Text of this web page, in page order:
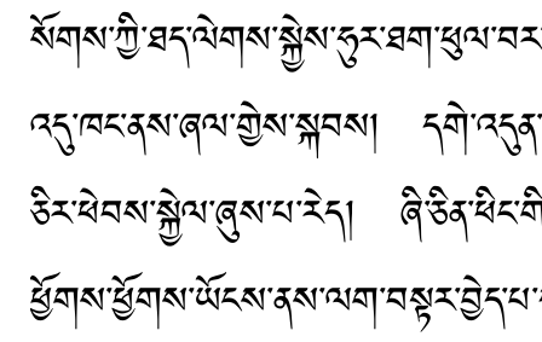
འདུ་ཁང་ནས་ཞལ་གྱེས་སྐབས།
ཅིར་ཕེབས་སྐྱེལ་ཞུས་པ་རེད།